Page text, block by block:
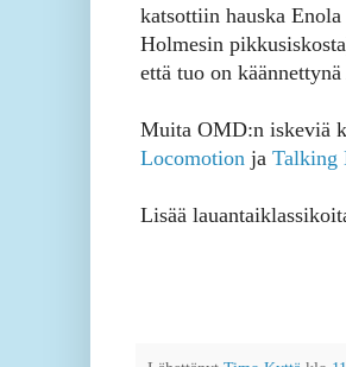
katsottiin hauska
Holmesin
että tuo on
Muita OMD:n iskeviä
Locomotion ja Talking
Lisää